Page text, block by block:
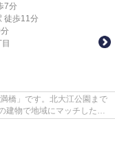
7分
徒歩11分
橋」です。北大江公園まで
建物で地域にマッチしたマ